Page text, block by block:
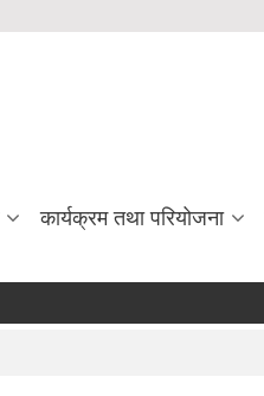
कार्यक्रम तथा परियोजना